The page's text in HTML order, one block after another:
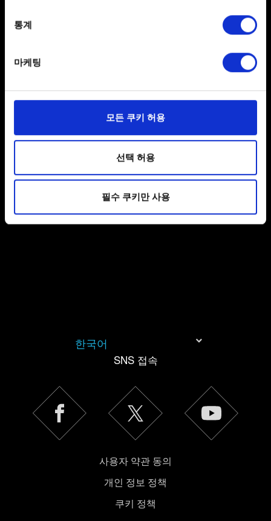
Identify your device by actively scanning it for
Find out more about how your personal data is processed
일부 쿠키는 웹 사이트를 정상적으로 이용하기 위해
관련 기술적 피드백을 제공하여 사용자의 웹사이트 이용
환경을 개선하기 위해 사용됩니다. 예를 들어, 소셜
파악하기 위해 쿠키의 일부를 저희 파트너와 공유할 수도
있습니다. 물론, 이처럼 선택적으로 쿠키를 사용할
경우에는 사용자의 동의를 구할 것입니다.
통계
마케팅
모든 쿠키 허용
선택 허용
필수 쿠키만 사용
시즌 종료 보상
경쟁전 진행도
제안
피드백을 보내고 싶습니다
I want to give feedback concerning the
Tournament Platform
한국어
SNS 접속
사용자 약관 동의
개인 정보 정책
쿠키 정책